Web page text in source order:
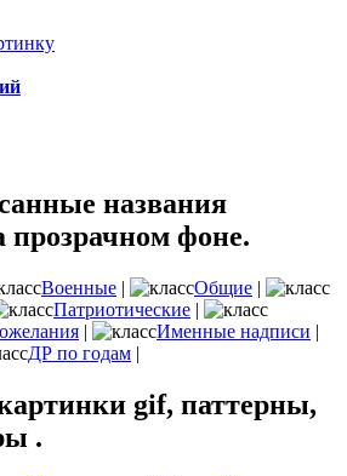
названия
прозрачном фоне.
Военные | Общие |
Патриотические |
| Именные надписи |
ДР по годам |
gif, паттерны,
.